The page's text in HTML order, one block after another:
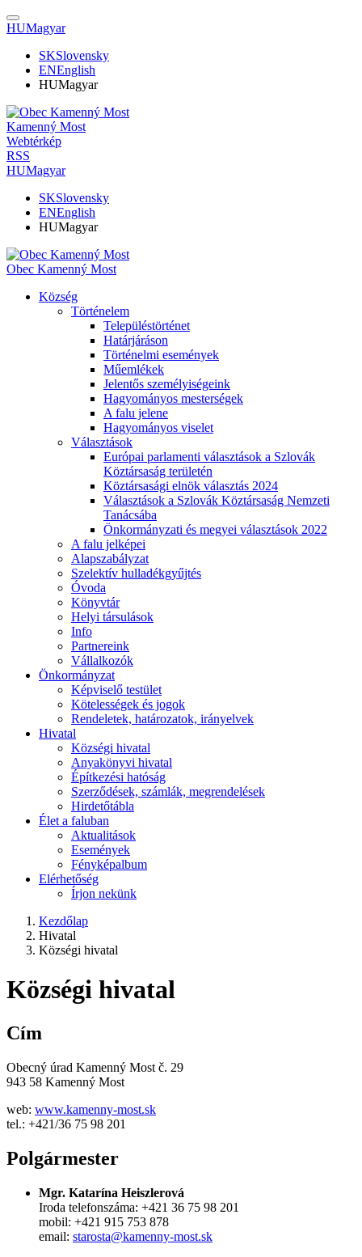
HUMagyar
SKSlovensky
ENEnglish
HUMagyar
Kamenný Most
Webtérkép
RSS
HUMagyar
SKSlovensky
ENEnglish
HUMagyar
Obec Kamenný Most
Község
Történelem
Településtörténet
Határjáráson
Történelmi események
Műemlékek
Jelentős személyiségeink
Hagyományos mesterségek
A falu jelene
Hagyományos viselet
Választások
Európai parlamenti választások a Szlovák
Köztársaság területén
Köztársasági elnök választás 2024
Választások a Szlovák Köztársaság Nemzeti
Tanácsába
Önkormányzati és megyei választások 2022
A falu jelképei
Alapszabályzat
Szelektív hulladékgyűjtés
Óvoda
Könyvtár
Helyi társulások
Info
Partnereink
Vállalkozók
Önkormányzat
Képviselő testület
Kötelességek és jogok
Rendeletek, határozatok, irányelvek
Hivatal
Községi hivatal
Anyakönyvi hivatal
Építkezési hatóság
Szerződések, számlák, megrendelések
Hirdetőtábla
Élet a faluban
Aktualitások
Események
Fényképalbum
Elérhetőség
Írjon nekünk
Kezdőlap
Hivatal
Községi hivatal
Községi hivatal
Cím
Obecný úrad Kamenný Most č. 29
943 58 Kamenný Most
web: www.kamenny-most.sk
tel.: +421/36 75 98 201
Polgármester
Mgr. Katarína Heiszlerová
Iroda telefonszáma: +421 36 75 98 201
mobil: +421 915 753 878
email: starosta@kamenny-most.sk